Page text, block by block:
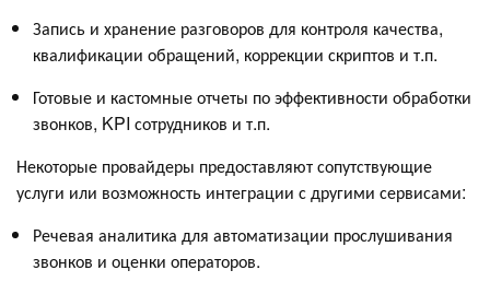
Запись и хранение разговоров для контроля качества,
квалификации обращений, коррекции скриптов и т.п.
Готовые и кастомные отчеты по эффективности обработки
звонков, KPI сотрудников и т.п.
Некоторые провайдеры предоставляют сопутствующие
услуги или возможность интеграции с другими сервисами:
Речевая аналитика для автоматизации прослушивания
звонков и оценки операторов.